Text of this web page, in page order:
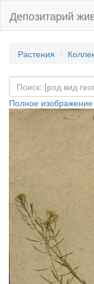
Депозитарий
Растения
Полное изображение